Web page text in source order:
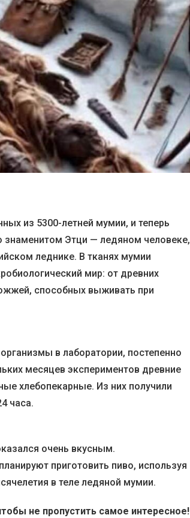
из 5300-летней мумии, и теперь
знаменитом Этци — ледяном человеке,
леднике. В тканях мумии
мир: от древних
способных выживать при
в лаборатории, постепенно
месяцев экспериментов древние
хлебопекарные. Из них получили
часа.
очень вкусным.
приготовить пиво, используя
в теле ледяной мумии.
не пропустить самое интересное!